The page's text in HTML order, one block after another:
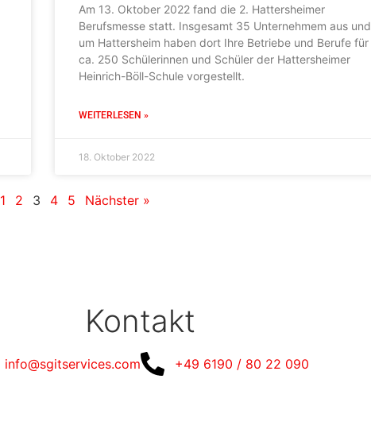
Am 13. Oktober 2022 fand die 2. Hattersheimer
Berufsmesse statt. Insgesamt 35 Unternehmem aus und
um Hattersheim haben dort Ihre Betriebe und Berufe für
ca. 250 Schülerinnen und Schüler der Hattersheimer
Heinrich-Böll-Schule vorgestellt.
WEITERLESEN »
18. Oktober 2022
1 2 3 4 5 Nächster »
Kontakt
info@sgitservices.com +49 6190 / 80 22 090